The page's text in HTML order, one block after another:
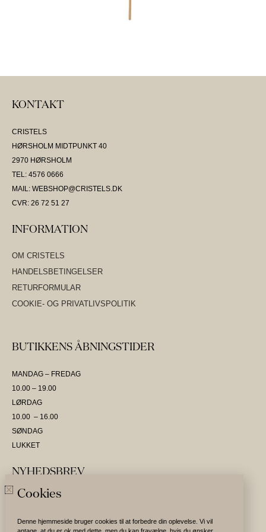
KONTAKT
CRISTELS
HØRSHOLM MIDTPUNKT 40
2970 HØRSHOLM
TEL: 4576 0666
MAIL: WEBSHOP@CRISTELS.DK
CVR: 26 72 51 27
INFORMATION
OM CRISTELS
HANDELSBETINGELSER
RETURFORMULAR
COOKIE- OG PRIVATLIVSPOLITIK
BUTIKKENS ÅBNINGSTIDER
MANDAG – FREDAG
10.00 – 19.00
LØRDAG
10.00 – 16.00
SØNDAG
LUKKET
NYHEDSBREV
Cookies
Denne hjemmeside bruger cookies til at forbedre din oplevelse. Vi vil